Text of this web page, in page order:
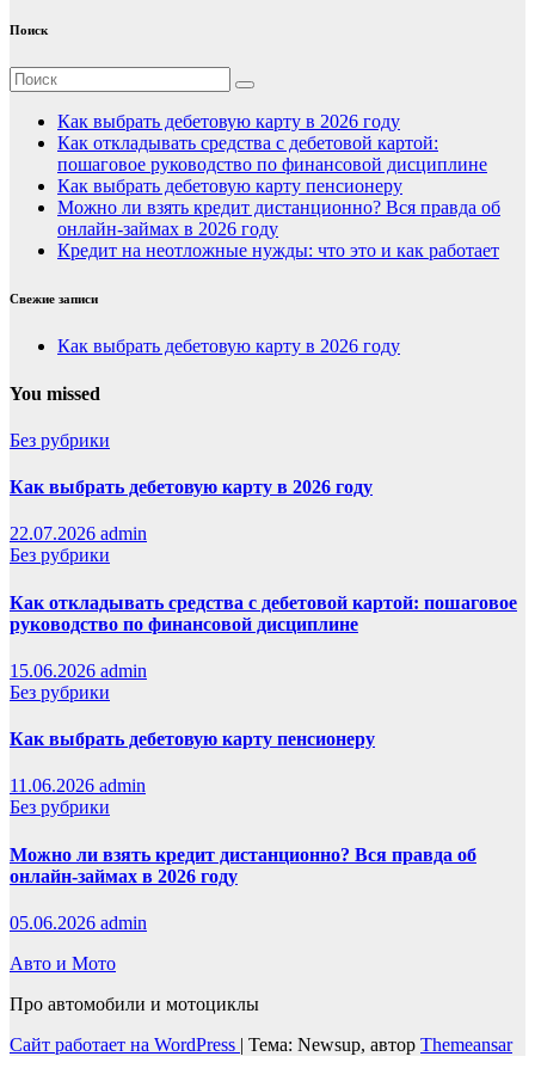
Поиск
Как выбрать дебетовую карту в 2026 году
Как откладывать средства с дебетовой картой:
пошаговое руководство по финансовой дисциплине
Как выбрать дебетовую карту пенсионеру
Можно ли взять кредит дистанционно? Вся правда об
онлайн-займах в 2026 году
Кредит на неотложные нужды: что это и как работает
Свежие записи
Как выбрать дебетовую карту в 2026 году
You missed
Без рубрики
Как выбрать дебетовую карту в 2026 году
22.07.2026 admin
Без рубрики
Как откладывать средства с дебетовой картой: пошаговое
руководство по финансовой дисциплине
15.06.2026 admin
Без рубрики
Как выбрать дебетовую карту пенсионеру
11.06.2026 admin
Без рубрики
Можно ли взять кредит дистанционно? Вся правда об
онлайн-займах в 2026 году
05.06.2026 admin
Авто и Мото
Про автомобили и мотоциклы
Сайт работает на WordPress | Тема: Newsup, автор Themeansar